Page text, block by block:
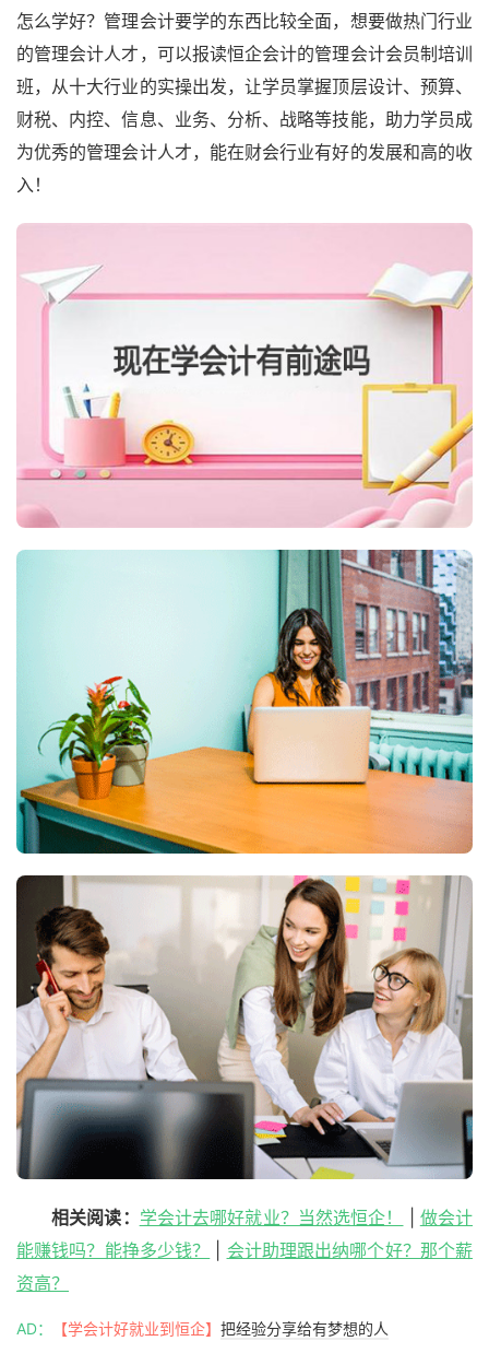
怎么学好？管理会计要学的东西比较全面，想要做热门行业
的管理会计人才，可以报读恒企会计的管理会计会员制培训
班，从十大行业的实操出发，让学员掌握顶层设计、预算、
财税、内控、信息、业务、分析、战略等技能，助力学员成
为优秀的管理会计人才，能在财会行业有好的发展和高的收
入！
相关阅读： 学会计去哪好就业？当然选恒企！
做会计
能赚钱吗？能挣多少钱？
会计助理跟出纳哪个好？那个薪
资高？
AD： 【学会计好就业到恒企】 把经验分享给有梦想的人